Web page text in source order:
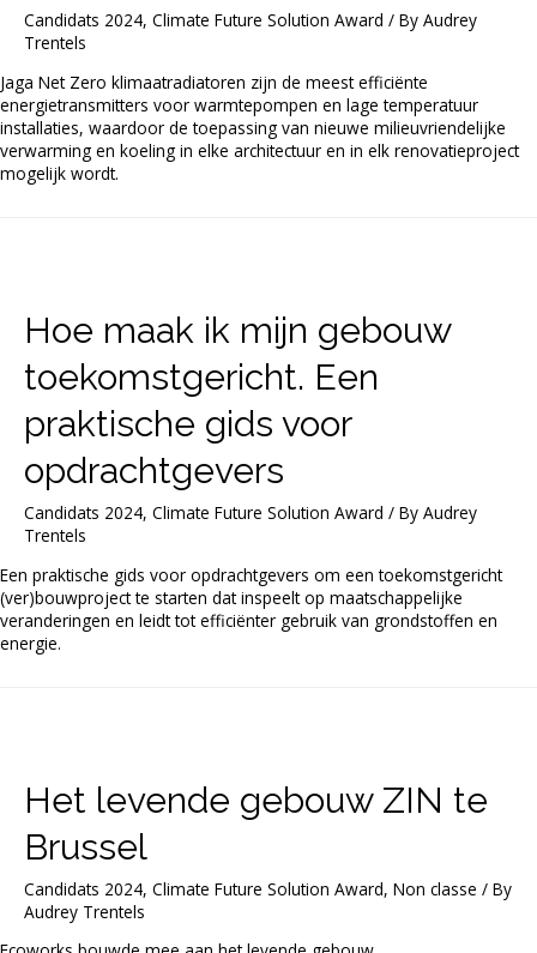
Candidats 2024, Climate Future Solution Award / By Audrey
Trentels
Jaga Net Zero klimaatradiatoren zijn de meest efficiënte
energietransmitters voor warmtepompen en lage temperatuur
installaties, waardoor de toepassing van nieuwe milieuvriendelijke
verwarming en koeling in elke architectuur en in elk renovatieproject
mogelijk wordt.
Hoe maak ik mijn gebouw
toekomstgericht. Een
praktische gids voor
opdrachtgevers
Candidats 2024, Climate Future Solution Award / By Audrey
Trentels
Een praktische gids voor opdrachtgevers om een toekomstgericht
(ver)bouwproject te starten dat inspeelt op maatschappelijke
veranderingen en leidt tot efficiënter gebruik van grondstoffen en
energie.
Het levende gebouw ZIN te
Brussel
Candidats 2024, Climate Future Solution Award, Non classe / By
Audrey Trentels